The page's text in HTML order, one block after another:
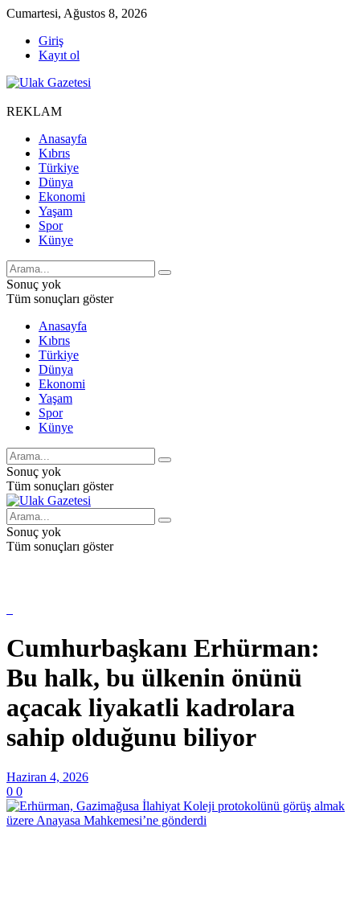
Cumartesi, Ağustos 8, 2026
Giriş
Kayıt ol
REKLAM
Anasayfa
Kıbrıs
Türkiye
Dünya
Ekonomi
Yaşam
Spor
Künye
Sonuç yok
Tüm sonuçları göster
Anasayfa
Kıbrıs
Türkiye
Dünya
Ekonomi
Yaşam
Spor
Künye
Sonuç yok
Tüm sonuçları göster
Sonuç yok
Tüm sonuçları göster
Cumhurbaşkanı Erhürman:
Bu halk, bu ülkenin önünü
açacak liyakatli kadrolara
sahip olduğunu biliyor
Haziran 4, 2026
0 0